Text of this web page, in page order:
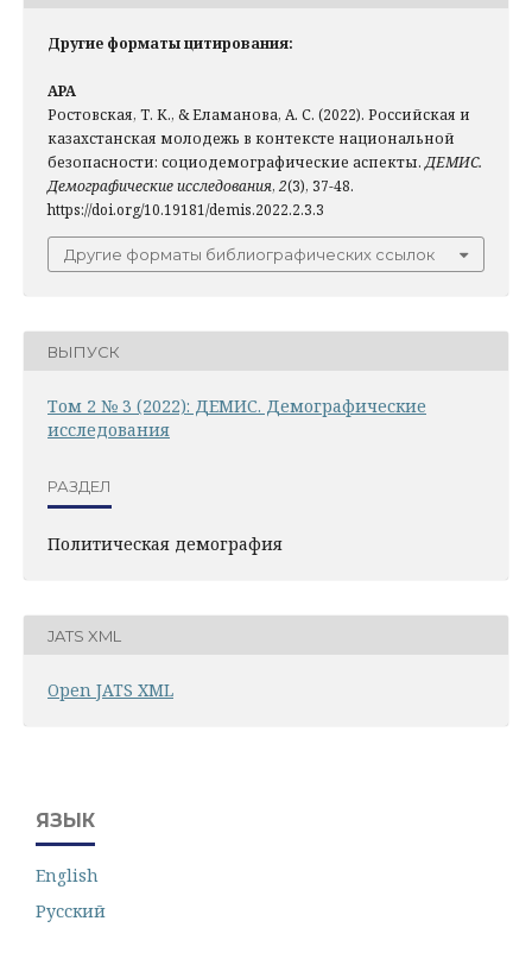
Другие форматы цитирования:
APA
Ростовская, Т. К., & Еламанова, А. С. (2022). Российская и
казахстанская молодежь в контексте национальной
безопасности: социодемографические аспекты.ДЕМИС.
Демографические исследования, 2(3), 37-48.
https://doi.org/10.19181/demis.2022.2.3.3
Другие форматы библиографических ссылок
ВЫПУСК
Том 2 № 3 (2022): ДЕМИС. Демографические
исследования
РАЗДЕЛ
Политическая демография
JATS XML
Open JATS XML
ЯЗЫК
English
Русский